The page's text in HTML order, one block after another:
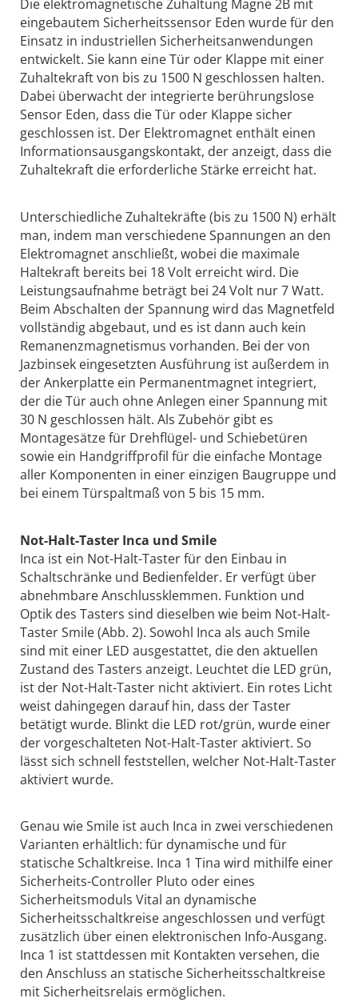
Die elektromagnetische Zuhaltung Magne 2B mit
eingebautem Sicherheitssensor Eden wurde für den
Einsatz in industriellen Sicherheitsanwendungen
entwickelt. Sie kann eine Tür oder Klappe mit einer
Zuhaltekraft von bis zu 1500 N geschlossen halten.
Dabei überwacht der integrierte berührungslose
Sensor Eden, dass die Tür oder Klappe sicher
geschlossen ist. Der Elektromagnet enthält einen
Informationsausgangskontakt, der anzeigt, dass die
Zuhaltekraft die erforderliche Stärke erreicht hat.
Unterschiedliche Zuhaltekräfte (bis zu 1500 N) erhält
man, indem man verschiedene Spannungen an den
Elektromagnet anschließt, wobei die maximale
Haltekraft bereits bei 18 Volt erreicht wird. Die
Leistungsaufnahme beträgt bei 24 Volt nur 7 Watt.
Beim Abschalten der Spannung wird das Magnetfeld
vollständig abgebaut, und es ist dann auch kein
Remanenzmagnetismus vorhanden. Bei der von
Jazbinsek eingesetzten Ausführung ist außerdem in
der Ankerplatte ein Permanentmagnet integriert,
der die Tür auch ohne Anlegen einer Spannung mit
30 N geschlossen hält. Als Zubehör gibt es
Montagesätze für Drehflügel- und Schiebetüren
sowie ein Handgriffprofil für die einfache Montage
aller Komponenten in einer einzigen Baugruppe und
bei einem Türspaltmaß von 5 bis 15 mm.
Not-Halt-Taster Inca und Smile
Inca ist ein Not-Halt-Taster für den Einbau in
Schaltschränke und Bedienfelder. Er verfügt über
abnehmbare Anschlussklemmen. Funktion und
Optik des Tasters sind dieselben wie beim Not-Halt-
Taster Smile (Abb. 2). Sowohl Inca als auch Smile
sind mit einer LED ausgestattet, die den aktuellen
Zustand des Tasters anzeigt. Leuchtet die LED grün,
ist der Not-Halt-Taster nicht aktiviert. Ein rotes Licht
weist dahingegen darauf hin, dass der Taster
betätigt wurde. Blinkt die LED rot/grün, wurde einer
der vorgeschalteten Not-Halt-Taster aktiviert. So
lässt sich schnell feststellen, welcher Not-Halt-Taster
aktiviert wurde.
Genau wie Smile ist auch Inca in zwei verschiedenen
Varianten erhältlich: für dynamische und für
statische Schaltkreise. Inca 1 Tina wird mithilfe einer
Sicherheits-Controller Pluto oder eines
Sicherheitsmoduls Vital an dynamische
Sicherheitsschaltkreise angeschlossen und verfügt
zusätzlich über einen elektronischen Info-Ausgang.
Inca 1 ist stattdessen mit Kontakten versehen, die
den Anschluss an statische Sicherheitsschaltkreise
mit Sicherheitsrelais ermöglichen.